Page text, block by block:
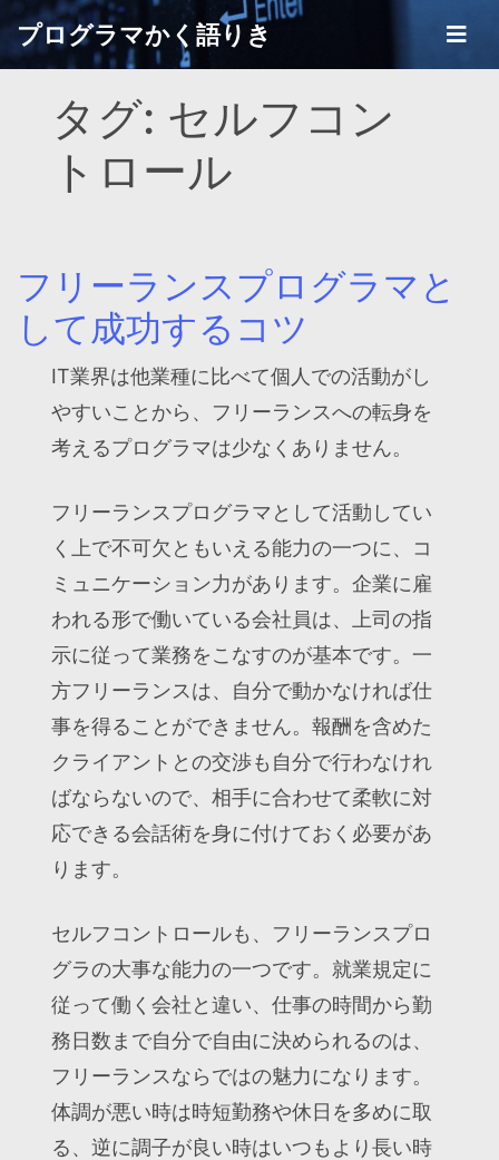
Skip
content
プログラマかく語りき
タグ: セルフコン
トロール
フリーランスプログラマと
して成功するコツ
IT業界は他業種に比べて個人での活動がし
やすいことから、フリーランスへの転身を
考えるプログラマは少なくありません。
フリーランスプログラマとして活動してい
く上で不可欠ともいえる能力の一つに、コ
ミュニケーション力があります。企業に雇
われる形で働いている会社員は、上司の指
示に従って業務をこなすのが基本です。一
方フリーランスは、自分で動かなければ仕
事を得ることができません。報酬を含めた
クライアントとの交渉も自分で行わなけれ
ばならないので、相手に合わせて柔軟に対
応できる会話術を身に付けておく必要があ
ります。
セルフコントロールも、フリーランスプロ
グラの大事な能力の一つです。就業規定に
従って働く会社と違い、仕事の時間から勤
務日数まで自分で自由に決められるのは、
フリーランスならではの魅力になります。
体調が悪い時は時短勤務や休日を多めに取
る、逆に調子が良い時はいつもより長い時